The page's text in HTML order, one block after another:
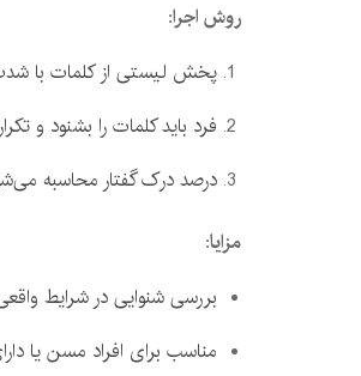
روش اجرا:
پخش لیستی از کلمات با
فرد باید کلمات را بشنود و
درصد درک گفتار محاسبه
مزایا:
بررسی شنوایی در شرایط
مناسب برای افراد مسن یا